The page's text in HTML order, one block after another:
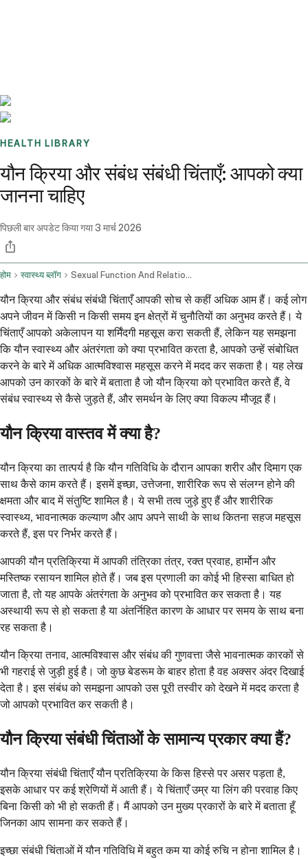
HEALTH LIBRARY
यौन क्रिया और संबंध संबंधी चिंताएँ: आपको क्या
जानना चाहिए
पिछली बार अपडेट किया गया3 मार्च 2026
होम स्वास्थ्य ब्लॉग Sexual Function And Relationship Concerns
यौन क्रिया और संबंध संबंधी चिंताएँ आपकी सोच से कहीं अधिक आम हैं। कई लोग
अपने जीवन में किसी न किसी समय इन क्षेत्रों में चुनौतियों का अनुभव करते हैं। ये
चिंताएँ आपको अकेलापन या शर्मिंदगी महसूस करा सकती हैं, लेकिन यह समझना
कि यौन स्वास्थ्य और अंतरंगता को क्या प्रभावित करता है, आपको उन्हें संबोधित
करने के बारे में अधिक आत्मविश्वास महसूस करने में मदद कर सकता है। यह लेख
आपको उन कारकों के बारे में बताता है जो यौन क्रिया को प्रभावित करते हैं, वे
संबंध स्वास्थ्य से कैसे जुड़ते हैं, और समर्थन के लिए क्या विकल्प मौजूद हैं।
यौन क्रिया वास्तव में क्या है?
यौन क्रिया का तात्पर्य है कि यौन गतिविधि के दौरान आपका शरीर और दिमाग एक
साथ कैसे काम करते हैं। इसमें इच्छा, उत्तेजना, शारीरिक रूप से संलग्न होने की
क्षमता और बाद में संतुष्टि शामिल है। ये सभी तत्व जुड़े हुए हैं और शारीरिक
स्वास्थ्य, भावनात्मक कल्याण और आप अपने साथी के साथ कितना सहज महसूस
करते हैं, इस पर निर्भर करते हैं।
आपकी यौन प्रतिक्रिया में आपकी तंत्रिका तंत्र, रक्त प्रवाह, हार्मोन और
मस्तिष्क रसायन शामिल होते हैं। जब इस प्रणाली का कोई भी हिस्सा बाधित हो
जाता है, तो यह आपके अंतरंगता के अनुभव को प्रभावित कर सकता है। यह
अस्थायी रूप से हो सकता है या अंतर्निहित कारण के आधार पर समय के साथ बना
रह सकता है।
यौन क्रिया तनाव, आत्मविश्वास और संबंध की गुणवत्ता जैसे भावनात्मक कारकों से
भी गहराई से जुड़ी हुई है। जो कुछ बेडरूम के बाहर होता है वह अक्सर अंदर दिखाई
देता है। इस संबंध को समझना आपको उस पूरी तस्वीर को देखने में मदद करता है
जो आपको प्रभावित कर सकती है।
यौन क्रिया संबंधी चिंताओं के सामान्य प्रकार क्या हैं?
यौन क्रिया संबंधी चिंताएँ यौन प्रतिक्रिया के किस हिस्से पर असर पड़ता है,
इसके आधार पर कई श्रेणियों में आती हैं। ये चिंताएँ उम्र या लिंग की परवाह किए
बिना किसी को भी हो सकती हैं। मैं आपको उन मुख्य प्रकारों के बारे में बताता हूँ
जिनका आप सामना कर सकते हैं।
इच्छा संबंधी चिंताओं में यौन गतिविधि में बहुत कम या कोई रुचि न होना शामिल है।